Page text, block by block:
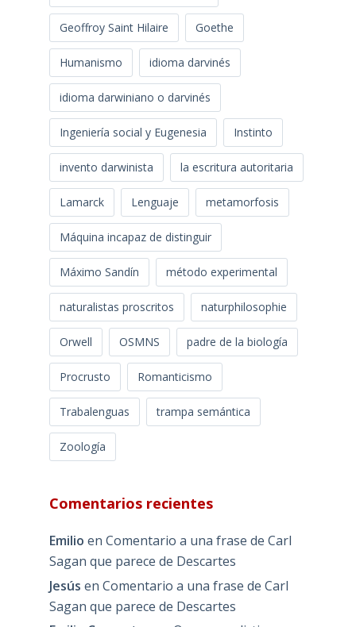
Geoffroy Saint Hilaire Goethe
Humanismo idioma darvinés
idioma darwiniano o darvinés
Ingeniería social y Eugenesia Instinto
invento darwinista la escritura autoritaria
Lamarck Lenguaje metamorfosis
Máquina incapaz de distinguir
Máximo Sandín método experimental
naturalistas proscritos naturphilosophie
Orwell OSMNS padre de la biología
Procrusto Romanticismo
Trabalenguas trampa semántica
Zoología
Comentarios recientes
Emilio en Comentario a una frase de Carl
Sagan que parece de Descartes
Jesús en Comentario a una frase de Carl
Sagan que parece de Descartes